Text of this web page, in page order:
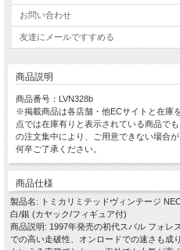
お問い合わせ
友達にメールですすめる
商品説明
商品番号：LVN328b
※掲載商品は各店舗・他ECサイトと在庫
点では在庫有りと表示されている商品で
の注文集中により、ご用意できない場合が
何卒ご了承ください。
商品仕様
製品名: トミカリミテッドヴィンテージ
白/銀 (カヤック/フィギュア付)
商品説明: 1997年発売の初代スバル フォレ
での高い走破性、オンロードでの速さも成